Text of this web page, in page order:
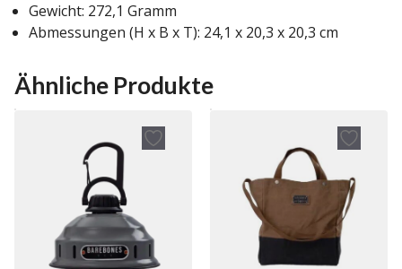
Gewicht: 272,1 Gramm
Abmessungen (H x B x T): 24,1 x 20,3 x 20,3 cm
Ähnliche Produkte